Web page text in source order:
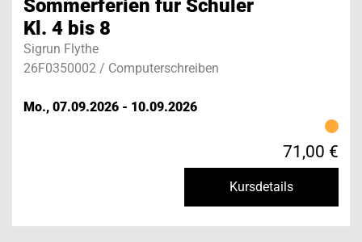
Sommerferien für Schüler
Kl. 4 bis 8
Sigrun Flythe
26F0350002 / Computerschreiben
Mo., 07.09.2026 - 10.09.2026
71,00 €
Kursdetails